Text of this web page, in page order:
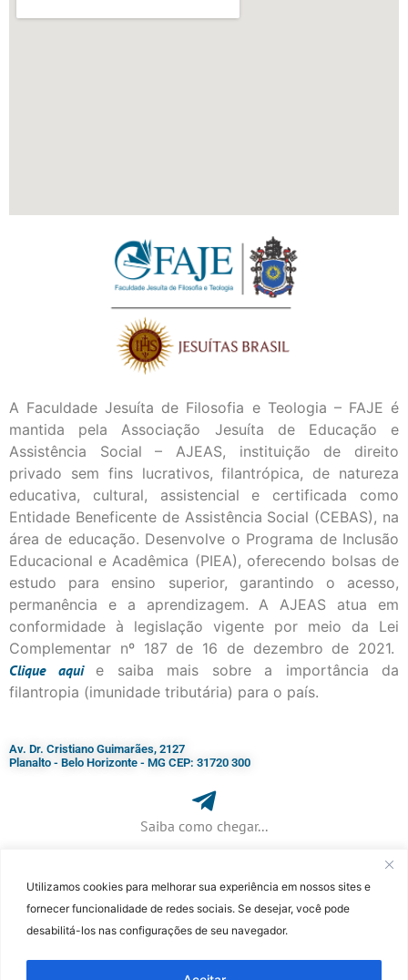
Utilizamos cookies para melhorar sua experiência em nossos sites e
fornecer funcionalidade de redes sociais. Se desejar, você pode
desabilitá-los nas configurações de seu navegador.
A Faculdade Jesuíta de Filosofia e Teologia – FAJE é
mantida pela Associação Jesuíta de Educação e
Assistência Social – AJEAS, instituição de direito
privado sem fins lucrativos, filantrópica, de natureza
educativa, cultural, assistencial e certificada como
Entidade Beneficente de Assistência Social (CEBAS), na
área de educação. Desenvolve o Programa de Inclusão
Educacional e Acadêmica (PIEA), oferecendo bolsas de
estudo para ensino superior, garantindo o acesso,
permanência e a aprendizagem. A AJEAS atua em
conformidade à legislação vigente por meio da Lei
Complementar nº 187 de 16 de dezembro de 2021.
Cliqueaqui
e saiba mais sobre a importância da
filantropia (imunidade tributária) para o país.
Av. Dr. Cristiano Guimarães, 2127
Planalto - Belo Horizonte - MG CEP: 31720 300
Saiba como chegar...
+ 55 (31) 3115-7000​
Patrick de Souza